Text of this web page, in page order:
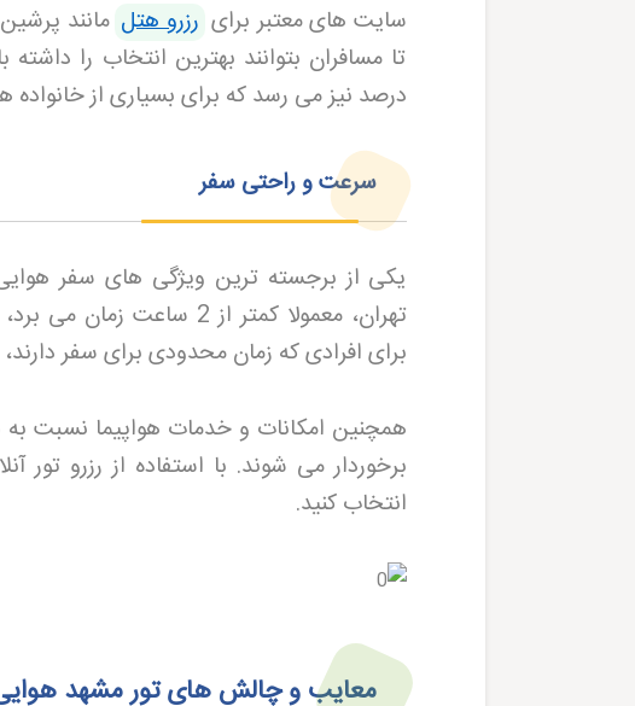
سایت های معتبر برای رزرو هتل مانند
درصد نیز می رسد که برای بسیاری از
سرعت و راحتی سفر
یکی از برجسته ترین ویژگی های سفر
تهران، معمولا کمتر از
برای افرادی که زمان محدودی برای سفر
همچنین امکانات و خدمات هواپیما نسبت به
برخوردار می شوند. با استفاده از رزرو تور
انتخاب کنید.
معایب و چالش های تور مشهد